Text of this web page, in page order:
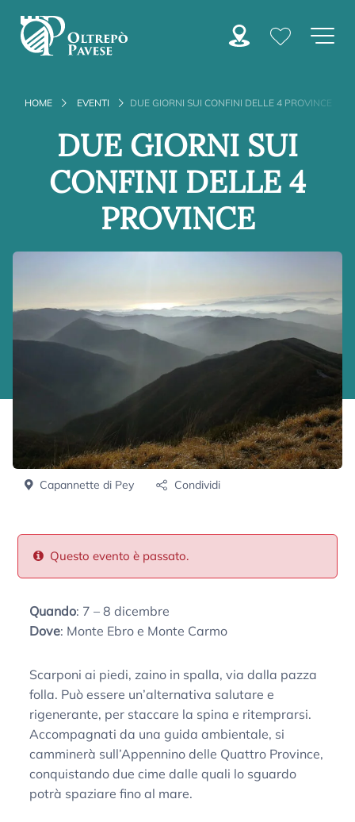
HOME EVENTI DUE GIORNI SUI CONFINI DELLE 4 PROVINCE
DUE GIORNI SUI
CONFINI DELLE 4
PROVINCE
Capannette di Pey Condividi
Questo evento è passato.
Quando: 7 – 8 dicembre
Dove: Monte Ebro e Monte Carmo
Scarponi ai piedi, zaino in spalla, via dalla pazza
folla. Può essere un’alternativa salutare e
rigenerante, per staccare la spina e ritemprarsi.
Accompagnati da una guida ambientale, si
camminerà sull’Appennino delle Quattro Province,
conquistando due cime dalle quali lo sguardo
potrà spaziare fino al mare.